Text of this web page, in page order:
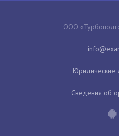
ООО
Юридические
Сведения об